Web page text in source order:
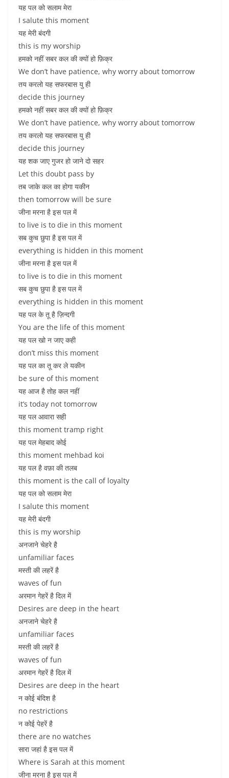
यह पल को सलाम मेरा
I salute this moment
यह मेरी बंदगी
this is my worship
हमको नहीं सबर कल की क्यों हो फ़िक्र
We don’t have patience, why worry about tomorrow
तय करलो यह सफरबास यु ही
decide this journey
हमको नहीं सबर कल की क्यों हो फ़िक्र
We don’t have patience, why worry about tomorrow
तय करलो यह सफरबास यु ही
decide this journey
यह शक जाए गुजर हो जाने दो सहर
Let this doubt pass by
तब जाके कल का होगा यकीन
then tomorrow will be sure
जीना मरना है इस पल में
to live is to die in this moment
सब कुच छुपा है इस पल में
everything is hidden in this moment
जीना मरना है इस पल में
to live is to die in this moment
सब कुच छुपा है इस पल में
everything is hidden in this moment
यह पल के तू है ज़िन्दगी
You are the life of this moment
यह पल खो न जाए कही
don’t miss this moment
यह पल का तू कर ले यकीन
be sure of this moment
यह आज है तोह कल नहीं
it’s today not tomorrow
यह पल आवारा सही
this moment tramp right
यह पल मेहबाद कोई
this moment mehbad koi
यह पल है वफ़ा की तलब
this moment is the call of loyalty
यह पल को सलाम मेरा
I salute this moment
यह मेरी बंदगी
this is my worship
अनजाने चेहरे है
unfamiliar faces
मस्ती की लहरें है
waves of fun
अरमान गेहरें है दिल में
Desires are deep in the heart
अनजाने चेहरे है
unfamiliar faces
मस्ती की लहरें है
waves of fun
अरमान गेहरें है दिल में
Desires are deep in the heart
न कोई बंदिश है
no restrictions
न कोई पेहरें है
there are no watches
सारा जहां है इस पल में
Where is Sarah at this moment
जीना मरना है इस पल में